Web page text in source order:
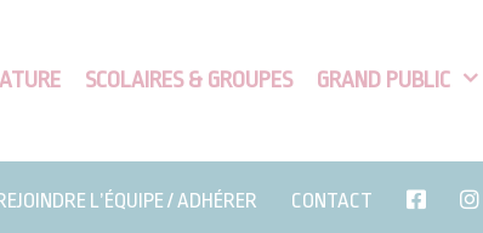
SCOLAIRES & GROUPES GRAND PUBLIC
L’ÉQUIPE / ADHÉRER CONTACT